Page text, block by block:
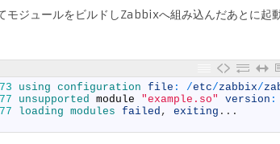
モジュールをビルドしZabbixへ組み込んだあとに起
using configuration file : /etc/zabbix/
unsupported module "example.so" version :
loading modules failed , exiting . . .